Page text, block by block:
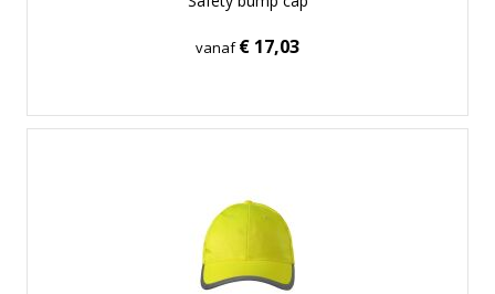
vanaf€ 17,03